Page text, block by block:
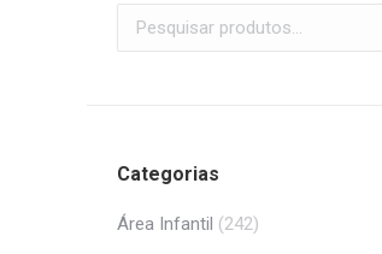
Categorias
Área Infantil (242)